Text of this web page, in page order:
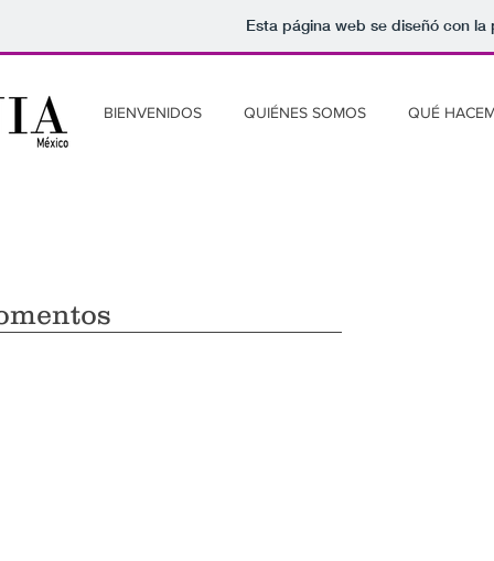
Esta página web se diseñó con
BIENVENIDOS QUIÉNES SOMOS QUÉ